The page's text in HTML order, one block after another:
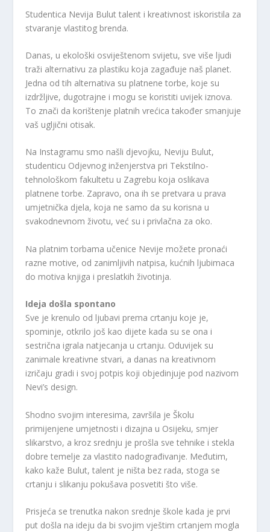
Studentica Nevija Bulut talent i kreativnost iskoristila za
stvaranje vlastitog brenda.
Danas, u ekološki osviještenom svijetu, sve više ljudi
traži alternativu za plastiku koja zagađuje naš planet.
Jedna od tih alternativa su platnene torbe, koje su
izdržljive, dugotrajne i mogu se koristiti uvijek iznova.
To znači da korištenje platnih vrećica također smanjuje
vaš ugljični otisak.
Na Instagramu smo našli djevojku, Neviju Bulut,
studenticu Odjevnog inženjerstva pri Tekstilno-
tehnološkom fakultetu u Zagrebu koja oslikava
platnene torbe. Zapravo, ona ih se pretvara u prava
umjetnička djela, koja ne samo da su korisna u
svakodnevnom životu, već su i privlačna za oko.
Na platnim torbama učenice Nevije možete pronaći
razne motive, od zanimljivih natpisa, kućnih ljubimaca
do motiva knjiga i preslatkih životinja.
Ideja došla spontano
Sve je krenulo od ljubavi prema crtanju koje je,
spominje, otkrilo još kao dijete kada su se ona i
sestrična igrala natjecanja u crtanju. Oduvijek su
zanimale kreativne stvari, a danas na kreativnom
izričaju gradi i svoj potpis koji objedinjuje pod nazivom
Nevi’s design.
Shodno svojim interesima, završila je Školu
primijenjene umjetnosti i dizajna u Osijeku, smjer
slikarstvo, a kroz srednju je prošla sve tehnike i stekla
dobre temelje za vlastito nadograđivanje. Međutim,
kako kaže Bulut, talent je ništa bez rada, stoga se
crtanju i slikanju pokušava posvetiti što više.
Prisjeća se trenutka nakon srednje škole kada je prvi
put došla na ideju da bi svojim vještim crtanjem mogla